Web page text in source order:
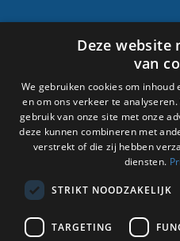
De Graaff Carrosserie
Praktisch, duurzaam en op
transportuitdaging. Van
leveren kwaliteit die blijft
Deze website
van
We gebruiken cookies om
en om ons verkeer te
gebruik van onze site met onze
deze kunnen combineren met
verstrekt of die zij hebben
diensten.
STRIKT NOODZAKELIJK
TARGETING